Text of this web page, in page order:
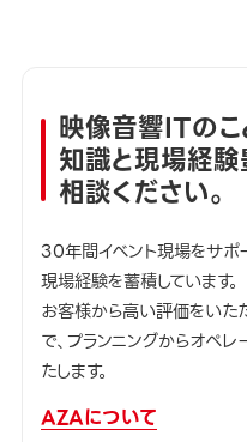
映像音響ITのこ
知識と現場経
相談ください。
30年間イベント現場をサポ
現場経験を蓄積しています。
お客様から高い評価をい
で、プランニングからオペ
たします。
AZAについて